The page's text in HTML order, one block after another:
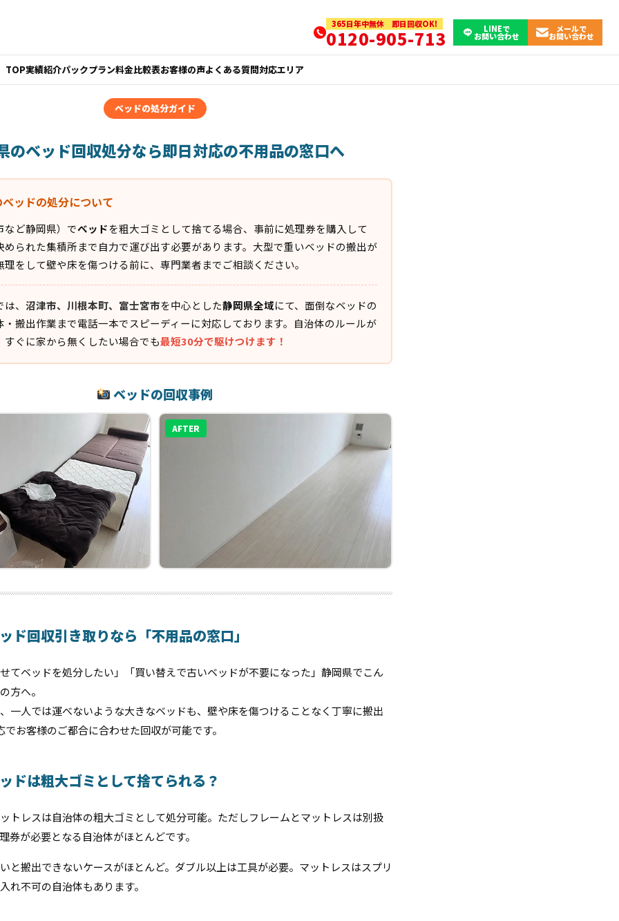
365日年中無休 即日回収OK!
0120-905-713 LINEで
お問い合わせ
メールで
お問い合わせ
TOP実績紹介パックプラン料金比較表お客様の声よくある質問対応エリア
ベッドの処分ガイド
のベッド回収処分なら即日対応の不用品の窓口へ
ッドの処分について
など静岡県）でベッドを粗大ゴミとして捨てる場合、事前に処理券を購入して
められた集積所まで自力で運び出す必要があります。大型で重いベッドの搬出が
をして壁や床を傷つける前に、専門業者までご相談ください。
、 沼津市、川根本町、富士宮市を中心とした静岡県全域にて、面倒なベッドの
・搬出作業まで電話一本でスピーディーに対応しております。自治体のルールが
すぐに家から無くしたい場合でも最短30分で駆けつけます！
ベッドの回収事例
AFTER
ド回収引き取りなら「不用品の窓口」
てベッドを処分したい」「買い替えで古いベッドが不要になった」静岡県でこん
方へ。
一人では運べないような大きなベッドも、壁や床を傷つけることなく丁寧に搬出
でお客様のご都合に合わせた回収が可能です。
ドは粗大ゴミとして捨てられる？
トレスは自治体の粗大ゴミとして処分可能。ただしフレームとマットレスは別扱
券が必要となる自治体がほとんどです。
と搬出できないケースがほとんど。ダブル以上は工具が必要。マットレスはスプリ
れ不可の自治体もあります。